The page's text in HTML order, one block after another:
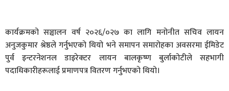
​कार्यक्रमको सञ्चालन वर्ष २०२६/०२७ का लागि मनोनीत सचिव लायन
अनुजकुमार श्रेष्ठले गर्नुभएको थियो भने समापन समारोहका अवसरमा ईमिडेट
पुर्व इन्टरनेशनल डाइरेक्टर लायन बालकृष्ण बुर्लाकोटीले सहभागी
पदाधिकारीहरूलाई प्रमाणपत्र वितरण गर्नुभएको थियो।